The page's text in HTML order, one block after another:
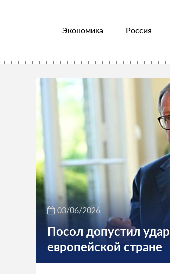
Экономика Россия
03/06/2026
Посол допустил
европейской стране